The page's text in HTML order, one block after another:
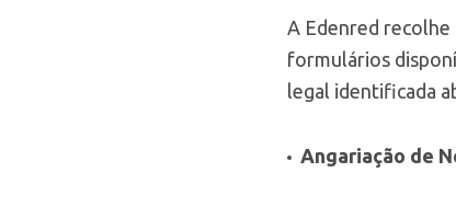
A Edenred
formulários
legal identificada
Angariação de